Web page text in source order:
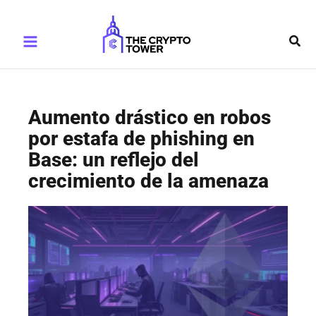
contenido
Menu
Aumento drástico en robos
por estafa de phishing en
Base: un reflejo del
crecimiento de la amenaza